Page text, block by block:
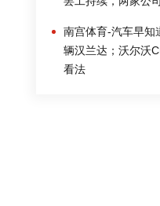
南宫体育-汽车早知
辆汉兰达；沃尔沃
看法